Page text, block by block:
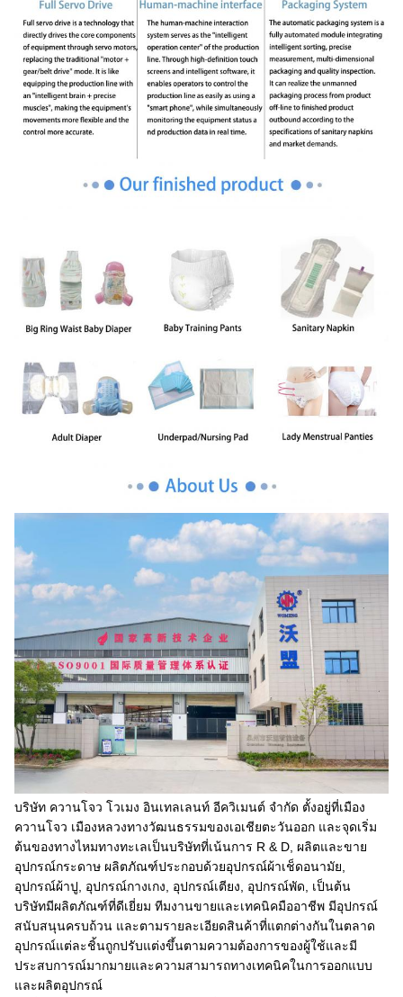
บริษัท ควานโจว โวเมง อินเทลเลนท์ อีควิเมนต์ จํากัด ตั้งอยู่ที่เมือง
ควานโจว เมืองหลวงทางวัฒนธรรมของเอเชียตะวันออก และจุดเริ่ม
ต้นของทางไหมทางทะเลเป็นบริษัทที่เน้นการ R & D, ผลิตและขาย
อุปกรณ์กระดาษ ผลิตภัณฑ์ประกอบด้วยอุปกรณ์ผ้าเช็ดอนามัย,
อุปกรณ์ผ้าปู, อุปกรณ์กางเกง, อุปกรณ์เตียง, อุปกรณ์พัด, เป็นต้น
บริษัทมีผลิตภัณฑ์ที่ดีเยี่ยม ทีมงานขายและเทคนิคมืออาชีพ มีอุปกรณ์
สนับสนุนครบถ้วน และตามรายละเอียดสินค้าที่แตกต่างกันในตลาด
อุปกรณ์แต่ละชิ้นถูกปรับแต่งขึ้นตามความต้องการของผู้ใช้และมี
ประสบการณ์มากมายและความสามารถทางเทคนิคในการออกแบบ
และผลิตอุปกรณ์